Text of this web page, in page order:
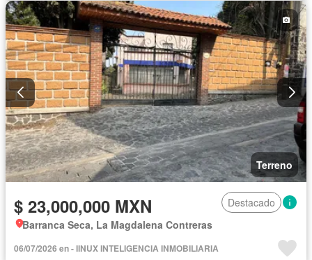
Terreno
$ 23,000,000 MXN
Destacado
Barranca Seca, La Magdalena Contreras
06/07/2026 en - IINUX INTELIGENCIA INMOBILIARIA